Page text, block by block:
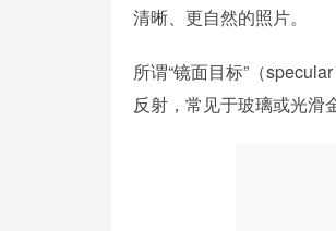
清晰、更自然的照片。
所谓“镜面目标”（
反射，常见于玻璃或光滑